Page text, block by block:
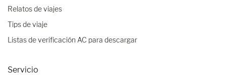
Relatos de viajes
Tips de viaje
Listas de verificación AC para descargar
Servicio